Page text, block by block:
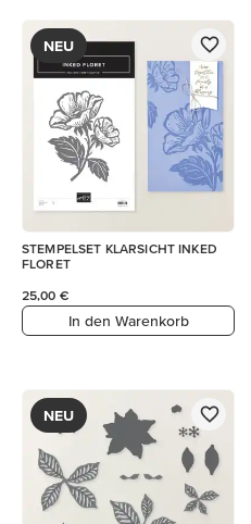
NEU
STEMPELSET KLARSICHT INKED
FLORET
25,00 €
In den Warenkorb
NEU